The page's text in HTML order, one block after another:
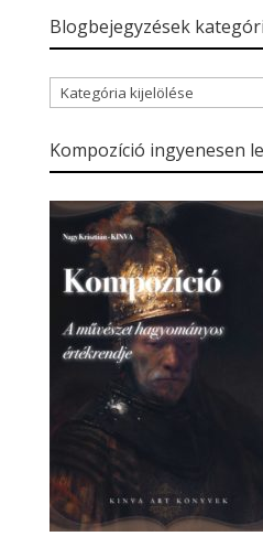
Blogbejegyzések
Blogbejegyzések
kategóriái
Kompozíció ingyenesen